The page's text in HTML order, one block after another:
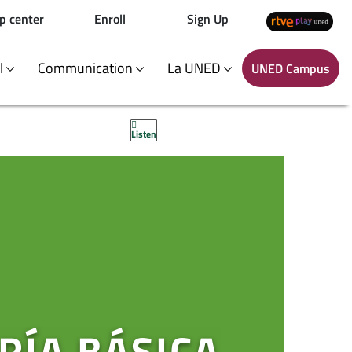
center Enroll Sign Up
Communication La UNED UNED Campus
Listen